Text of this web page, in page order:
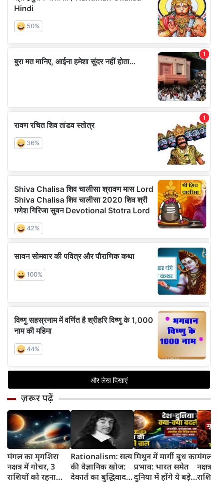
ज़रूर पढ़ें
मंगल का मृगशिरा
नक्षत्र में गोचर, 3
राशियों को रहना
Rationalism: सत्य
की वैज्ञानिक खोज:
देकार्त का बुद्धिवाद
मिथुन में मार्गी बुध का
प्रभाव: भारत समेत
दुनिया में होंगे ये बड़े
मंगल
नक्षत्र